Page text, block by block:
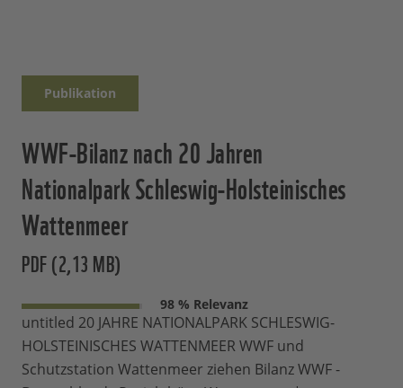
Publikation
WWF-Bilanz nach 20 Jahren
Nationalpark Schleswig-Holsteinisches
Wattenmeer
PDF (2,13 MB)
98 % Relevanz
untitled 20 JAHRE NATIONALPARK SCHLESWIG-
HOLSTEINISCHES WATTENMEER WWF und
Schutzstation Wattenmeer ziehen Bilanz WWF -